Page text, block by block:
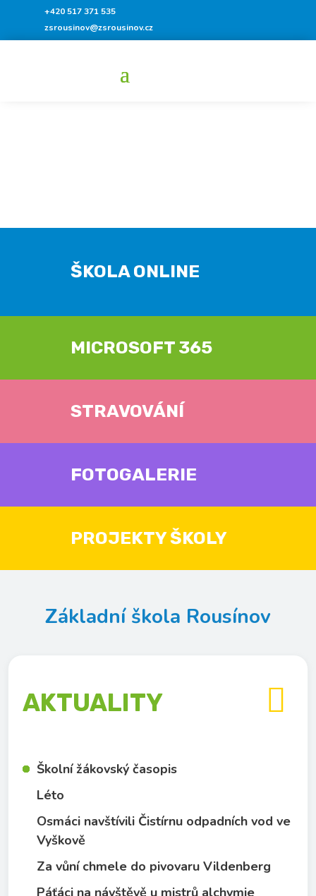
+420 517 371 535
zsrousinov@zsrousinov.cz
ŠKOLA ONLINE
MICROSOFT 365
STRAVOVÁNÍ
FOTOGALERIE
PROJEKTY ŠKOLY
Základní škola Rousínov
AKTUALITY
Školní žákovský časopis
Léto
Osmáci navštívili Čistírnu odpadních vod ve
Vyškově
Za vůní chmele do pivovaru Vildenberg
Páťáci na návštěvě u mistrů alchymie
